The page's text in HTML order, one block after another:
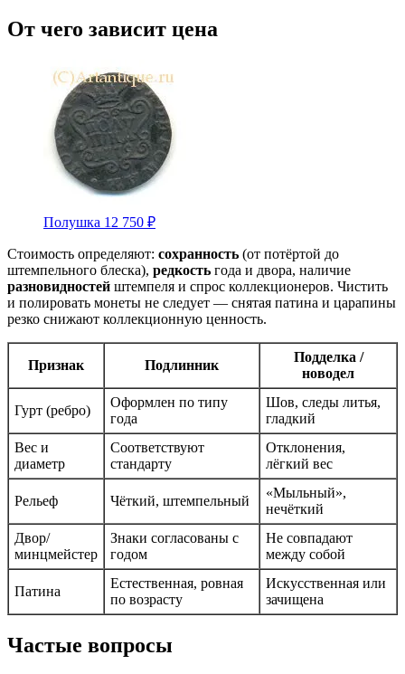
От чего зависит цена
Полушка 12 750 ₽
Стоимость определяют: сохранность (от потёртой до
штемпельного блеска), редкость года и двора, наличие
разновидностей штемпеля и спрос коллекционеров. Чистить
и полировать монеты не следует — снятая патина и царапины
резко снижают коллекционную ценность.
Признак Подлинник
Подделка /
новодел
Гурт (ребро)
Оформлен по типу
года
Шов, следы литья,
гладкий
Вес и
диаметр
Соответствуют
стандарту
Отклонения,
лёгкий вес
Рельеф Чёткий, штемпельный
«Мыльный»,
нечёткий
Двор/
минцмейстер
Знаки согласованы с
годом
Не совпадают
между собой
Патина
Естественная, ровная
по возрасту
Искусственная или
зачищена
Частые вопросы